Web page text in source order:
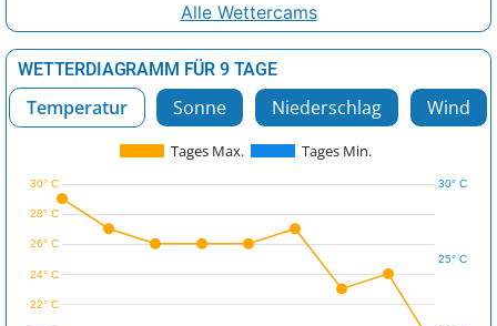
Alle Wettercams
WETTERDIAGRAMM FÜR 9 TAGE
Temperatur Sonne Niederschlag Wind
Tages Max. Tages Min.
22° C
24° C
26° C
28° C
30° C
25° C
30° C